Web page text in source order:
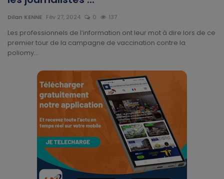
Technologie
Motivation
Politique
Articles Sponsorisés
Education
Économie
Dilan KENNE Fév 27, 2024 0 137
Les professionnels de l’information ont leur mot à dire lors de ce
premier tour de la campagne de vaccination contre la
poliomy...